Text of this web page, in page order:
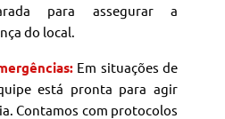
para assegurar a
do local.
Em situações de
está pronta para agir
Contamos com protocolos